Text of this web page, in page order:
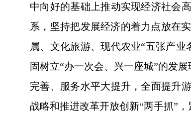
中向好的基础上推动实现经济社会
系，坚持把发展经济的着力点放在
属、文化旅游、现代农业“五张产
固树立“办一次会、兴一座城”的发
完善、服务水平大提升，全面提升
战略和推进改革开放创新“两手抓”